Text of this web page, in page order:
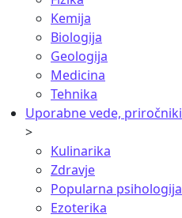
Kemija
Biologija
Geologija
Medicina
Tehnika
Uporabne vede, priročniki
>
Kulinarika
Zdravje
Popularna psihologija
Ezoterika